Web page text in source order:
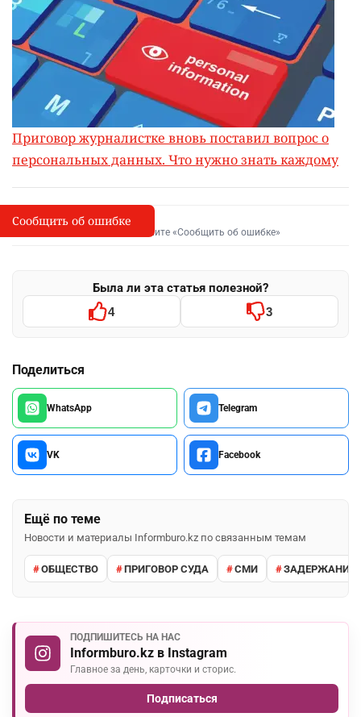
Приговор журналистке вновь поставил вопрос о
персональных данных. Что нужно знать каждому
I
Сообщить об опечатке
Выделите фрагмент и нажмите «Сообщить об ошибке»
Была ли эта статья полезной?
4 3
Поделиться
WhatsApp Telegram
VK Facebook
Ещё по теме
Новости и материалы Informburo.kz по связанным темам
ОБЩЕСТВО ПРИГОВОР СУДА СМИ ЗАДЕРЖАНИЕ
ПОДПИШИТЕСЬ НА НАС
Informburo.kz в Instagram
Главное за день, карточки и сторис.
Подписаться
Сообщить об ошибке